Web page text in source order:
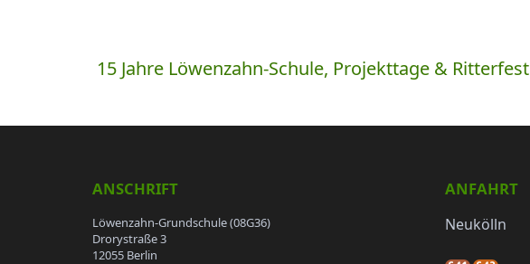
Beitragsnavigation
15 Jahre Löwenzahn-Schule, Projekttage & Ritterfest
ANSCHRIFT
Löwenzahn-Grundschule (08G36)
Drorystraße 3
12055 Berlin
ANFAHRT
Neukölln